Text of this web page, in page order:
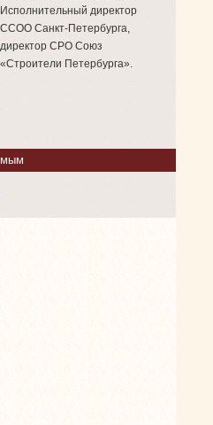
Исполнительный директор
ССОО Санкт-Петербурга,
директор СРО Союз
«Строители Петербурга».